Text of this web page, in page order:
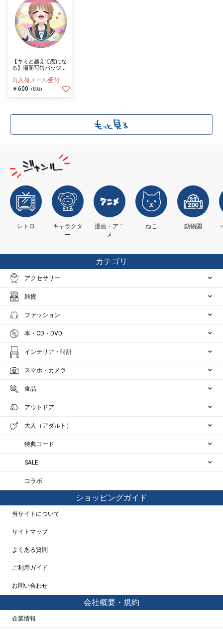
【キミと越えて恋にな
る】場面写缶バッジ
ダム）
再入荷メール受付
￥600
(税込)
レトロ
キャラクタ
ー
漫画・アニ
メ
ねこ 動物園
カテゴリ
アクセサリー
雑貨
ファッション
本・CD・DVD
インテリア・時計
スマホ・カメラ
食品
アウトドア
大人（アダルト）
特典コード
SALE
コラボ
ショッピングガイド
当サイトについて
サイトマップ
よくある質問
ご利用ガイド
お問い合わせ
会社概要・規約
企業情報